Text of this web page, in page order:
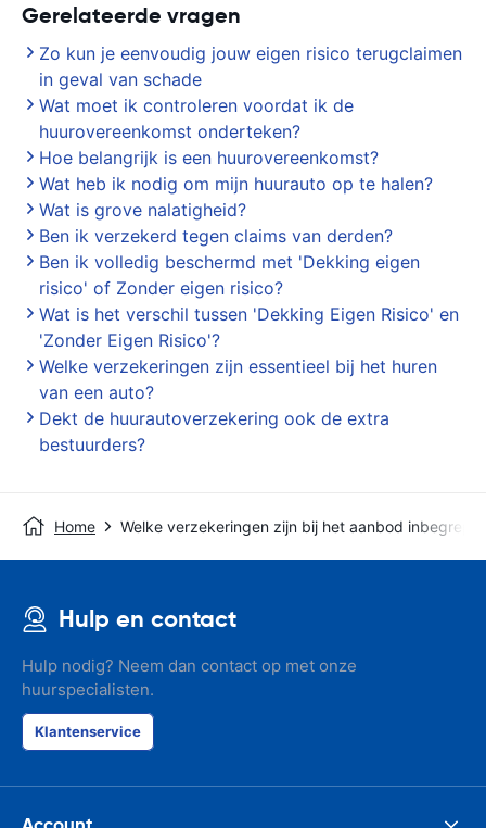
Gerelateerde vragen
Zo kun je eenvoudig jouw eigen risico terugclaimen
in geval van schade
Wat moet ik controleren voordat ik de
huurovereenkomst onderteken?
Hoe belangrijk is een huurovereenkomst?
Wat heb ik nodig om mijn huurauto op te halen?
Wat is grove nalatigheid?
Ben ik verzekerd tegen claims van derden?
Ben ik volledig beschermd met 'Dekking eigen
risico' of Zonder eigen risico?
Wat is het verschil tussen 'Dekking Eigen Risico' en
'Zonder Eigen Risico'?
Welke verzekeringen zijn essentieel bij het huren
van een auto?
Dekt de huurautoverzekering ook de extra
bestuurders?
Home Welke verzekeringen zijn bij het aanbod
Hulp en contact
Hulp nodig? Neem dan contact op met onze
huurspecialisten.
Klantenservice